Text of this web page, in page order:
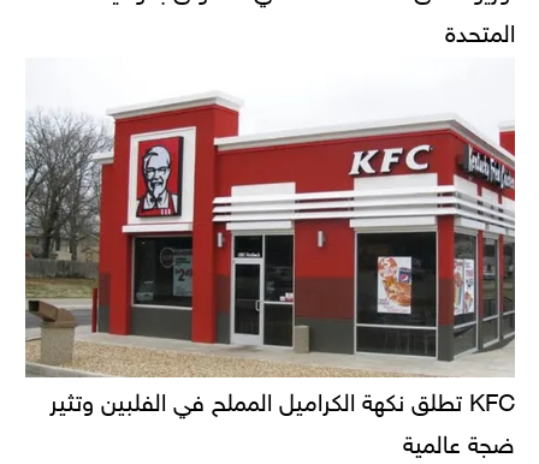
المتحدة
KFC تطلق نكهة الكراميل المملح في الفلبين وتثير
ضجة عالمية